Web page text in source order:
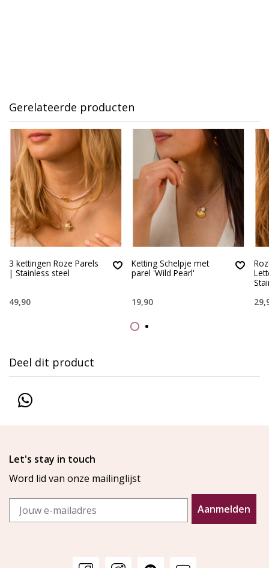
Gerelateerde producten
3 kettingen Roze Parels
| Stainless steel
49,90
Ketting Schelpje met
parel 'Wild Pearl'
19,90
Deel dit product
Let's stay in touch
Word lid van onze mailinglijst
Email
Aanmelden